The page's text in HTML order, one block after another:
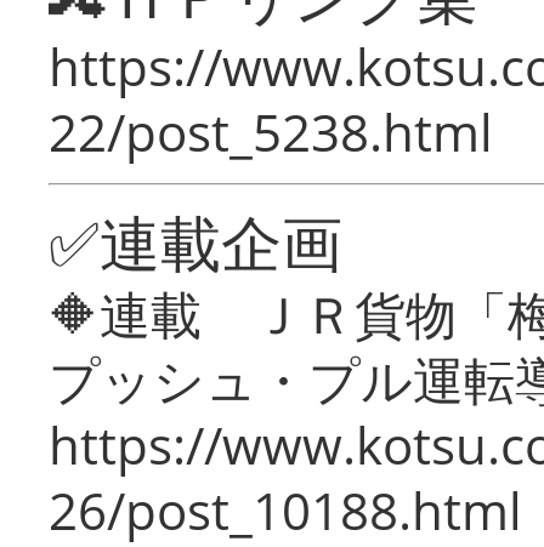
https://
22/post_5238.html
✅連載企画
🔶連載 ＪＲ貨物「
プッシュ・プル運転
https://
26/post_10188.html